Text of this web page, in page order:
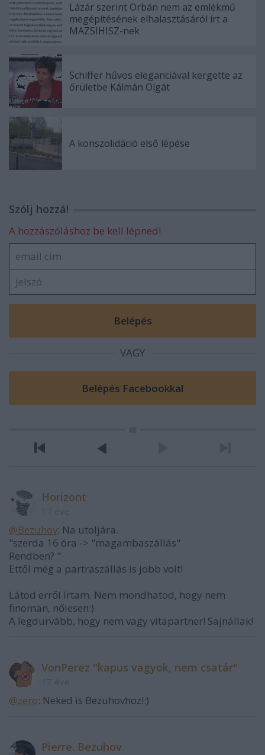
Lázár szerint Orbán nem az emlékmű
megépítésének elhalasztásáról írt a
MAZSIHISZ-nek
Schiffer hűvös eleganciával kergette az
őrületbe Kálmán Olgát
A konszolidáció első lépése
Szólj hozzá!
A hozzászóláshoz be kell lépned!
VAGY
Horizont
@Bezuhov: Na utoljára.
"szerda 16 óra -> "magambaszállás"
Rendben? "
Ettől még a partraszállás is jobb volt!
Látod erről írtam. Nem mondhatod, hogy nem
finoman, nőiesen:)
A legdurvább, hogy nem vagy vitapartner! Sajnállak!
VonPerez "kapus vagyok, nem csatár"
@zero: Neked is Bezuhovhoz!:)
Pierre. Bezuhov